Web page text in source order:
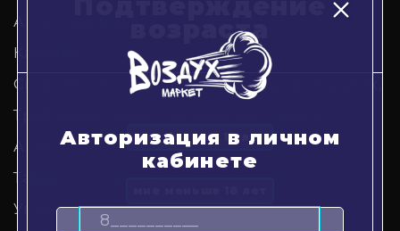
Аксессуары для кальяна
Кальяны
Сигареты, Сигариллы, Табак для самокруток,
Трубочный табак, Самокрутки, Трубки,
Аксессуары
Табаки и смеси для кальяна
Угли для кальяна
возраста
Авторизация в личном
кабинете